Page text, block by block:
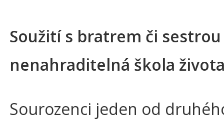
Soužití s bratrem či sestrou
nenahraditelná škola
Sourozenci jeden od